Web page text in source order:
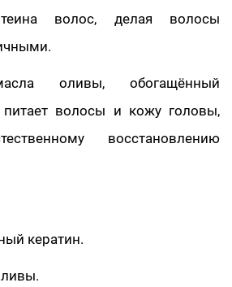
волос, делая волосы
оливы, обогащённый
питает волосы и кожу головы,
восстановлению
кератин.